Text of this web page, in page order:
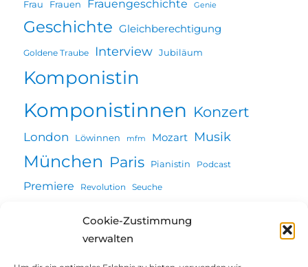
Cookie-Zustimmung
verwalten
Frau Frauen Frauengeschichte Genie
Geschichte Gleichberechtigung
Goldene Traube Interview Jubiläum
Komponistin
Komponistinnen Konzert
London Löwinnen mfm Mozart Musik
München Paris Pianistin Podcast
Premiere Revolution Seuche
Stadtgeschichte Ulm